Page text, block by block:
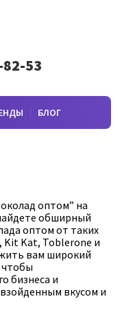
53
БЛОГ
оптом” на
обширный
оптом от таких
Kit Kat, Toblerone и
вам широкий
бизнеса и
вкусом и